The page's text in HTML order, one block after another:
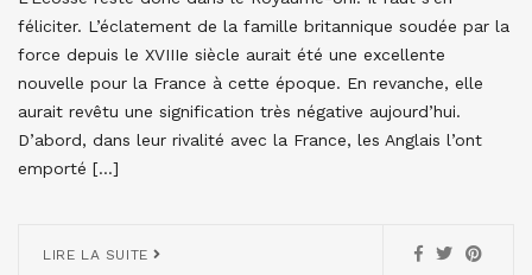
féliciter. L’éclatement de la famille britannique soudée par la
force depuis le XVIIIe siècle aurait été une excellente
nouvelle pour la France à cette époque. En revanche, elle
aurait revêtu une signification très négative aujourd’hui.
D’abord, dans leur rivalité avec la France, les Anglais l’ont
emporté […]
LIRE LA SUITE